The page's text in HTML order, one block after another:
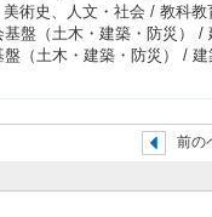
術史、人文・社会 / 教科教
盤（土木・建築・防災） /
（土木・建築・防災） / 建
前の